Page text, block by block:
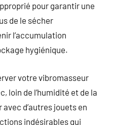
pour garantir une
de le sécher
l’accumulation
hygiénique.
votre vibromasseur
loin de l’humidité et de la
d’autres jouets en
indésirables qui